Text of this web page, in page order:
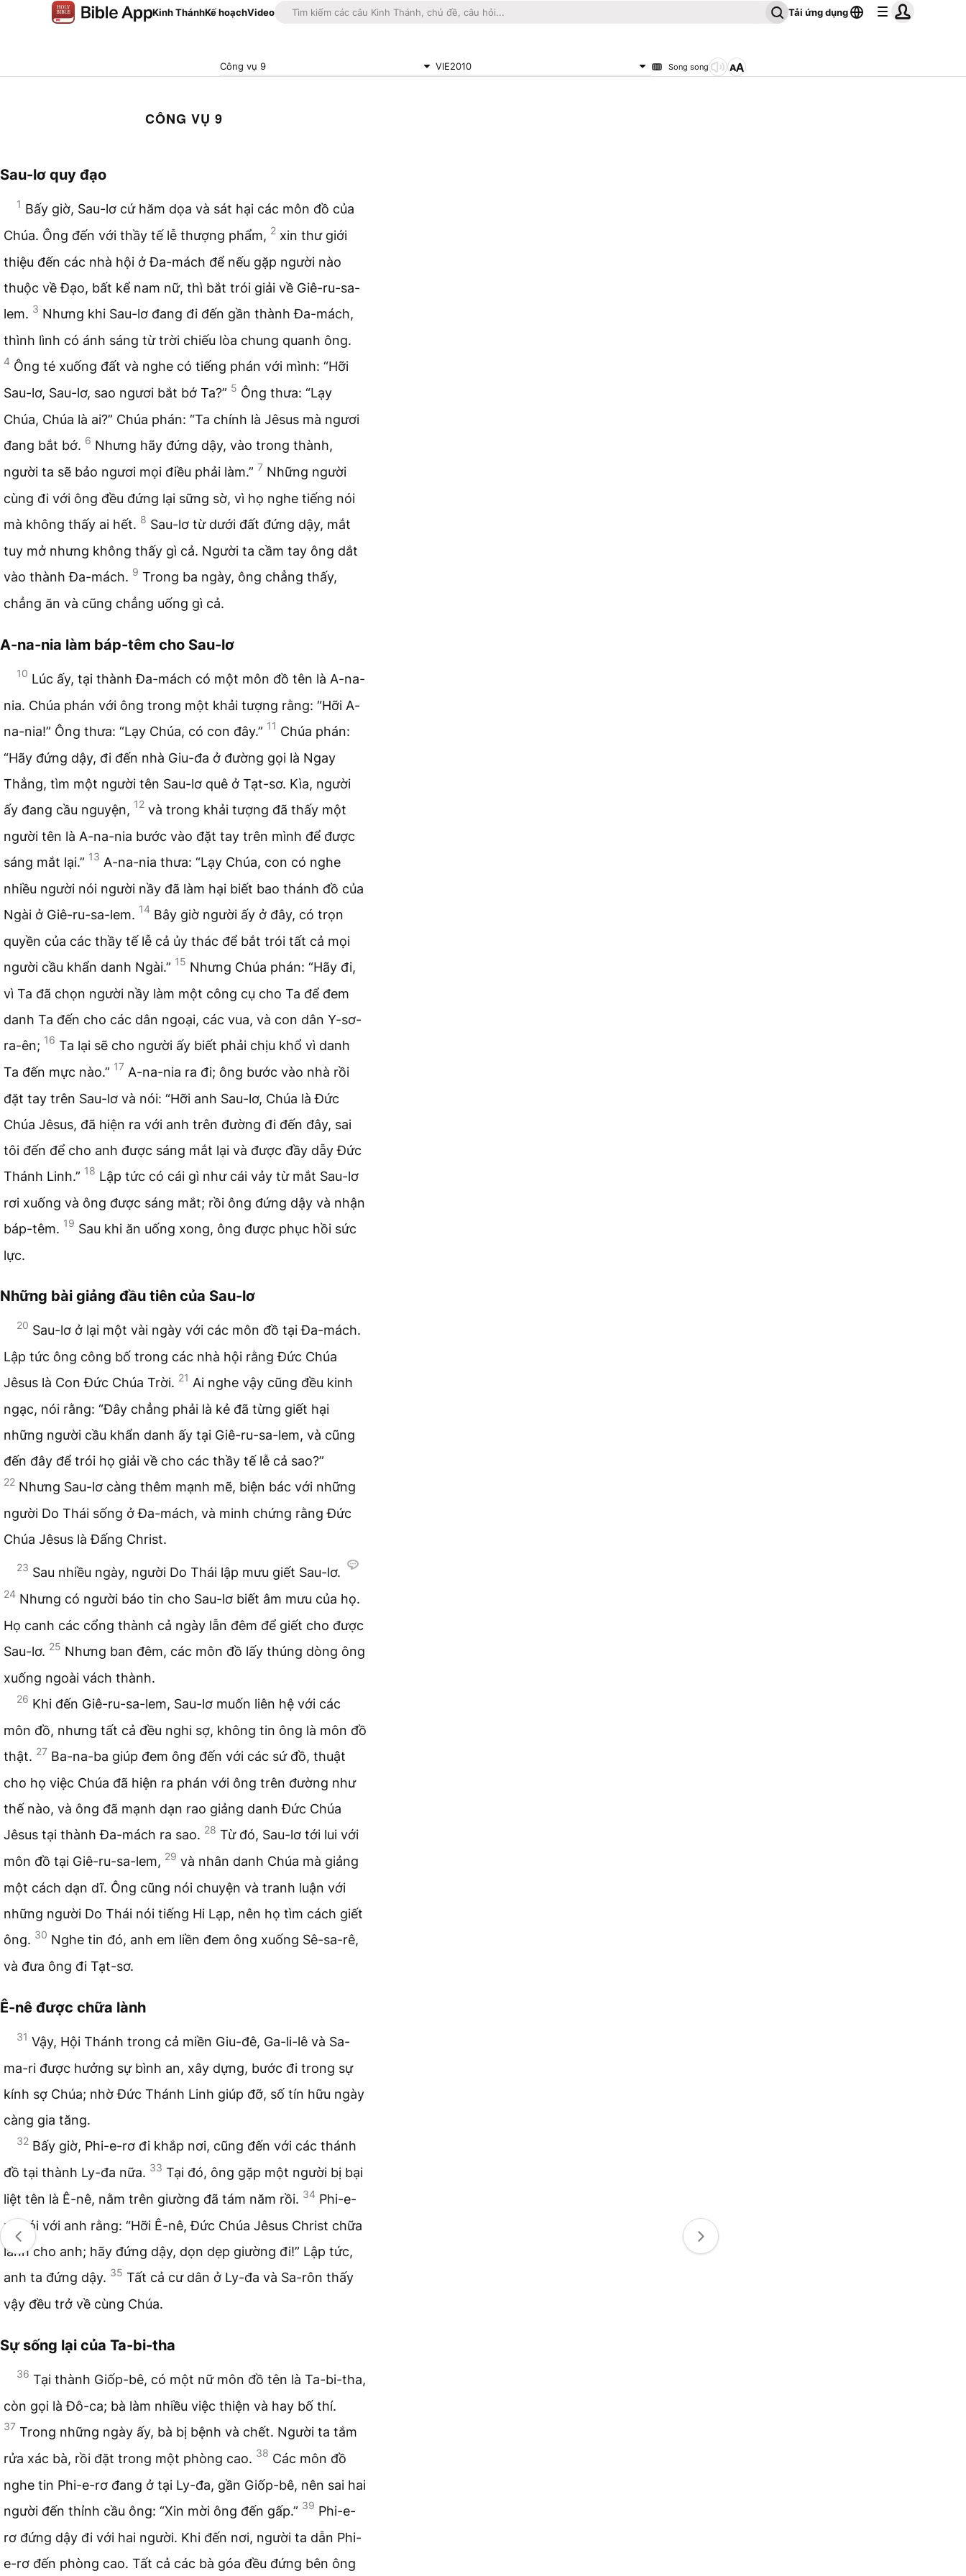
Kinh ThánhKế hoạchVideo Tải ứng dụng
Công vụ 9 VIE2010 Song song
CÔNG VỤ 9
Sau-lơ quy đạo
1 Bấy giờ, Sau-lơ cứ hăm dọa và sát hại các môn đồ của
Chúa. Ông đến với thầy tế lễ thượng phẩm, 2 xin thư giới
thiệu đến các nhà hội ở Đa-mách để nếu gặp người nào
thuộc về Đạo, bất kể nam nữ, thì bắt trói giải về Giê-ru-sa-
lem. 3 Nhưng khi Sau-lơ đang đi đến gần thành Đa-mách,
thình lình có ánh sáng từ trời chiếu lòa chung quanh ông.
4 Ông té xuống đất và nghe có tiếng phán với mình: “Hỡi
Sau-lơ, Sau-lơ, sao ngươi bắt bớ Ta?” 5 Ông thưa: “Lạy
Chúa, Chúa là ai?” Chúa phán: “Ta chính là Jêsus mà ngươi
đang bắt bớ. 6 Nhưng hãy đứng dậy, vào trong thành,
người ta sẽ bảo ngươi mọi điều phải làm.” 7 Những người
cùng đi với ông đều đứng lại sững sờ, vì họ nghe tiếng nói
mà không thấy ai hết. 8 Sau-lơ từ dưới đất đứng dậy, mắt
tuy mở nhưng không thấy gì cả. Người ta cầm tay ông dắt
vào thành Đa-mách. 9 Trong ba ngày, ông chẳng thấy,
chẳng ăn và cũng chẳng uống gì cả.
A-na-nia làm báp-têm cho Sau-lơ
10 Lúc ấy, tại thành Đa-mách có một môn đồ tên là A-na-
nia. Chúa phán với ông trong một khải tượng rằng: “Hỡi A-
na-nia!” Ông thưa: “Lạy Chúa, có con đây.” 11 Chúa phán:
“Hãy đứng dậy, đi đến nhà Giu-đa ở đường gọi là Ngay
Thẳng, tìm một người tên Sau-lơ quê ở Tạt-sơ. Kìa, người
ấy đang cầu nguyện, 12 và trong khải tượng đã thấy một
người tên là A-na-nia bước vào đặt tay trên mình để được
sáng mắt lại.” 13 A-na-nia thưa: “Lạy Chúa, con có nghe
nhiều người nói người nầy đã làm hại biết bao thánh đồ của
Ngài ở Giê-ru-sa-lem. 14 Bây giờ người ấy ở đây, có trọn
quyền của các thầy tế lễ cả ủy thác để bắt trói tất cả mọi
người cầu khẩn danh Ngài.” 15 Nhưng Chúa phán: “Hãy đi,
vì Ta đã chọn người nầy làm một công cụ cho Ta để đem
danh Ta đến cho các dân ngoại, các vua, và con dân Y-sơ-
ra-ên; 16 Ta lại sẽ cho người ấy biết phải chịu khổ vì danh
Ta đến mực nào.” 17 A-na-nia ra đi; ông bước vào nhà rồi
đặt tay trên Sau-lơ và nói: “Hỡi anh Sau-lơ, Chúa là Đức
Chúa Jêsus, đã hiện ra với anh trên đường đi đến đây, sai
tôi đến để cho anh được sáng mắt lại và được đầy dẫy Đức
Thánh Linh.” 18 Lập tức có cái gì như cái vảy từ mắt Sau-lơ
rơi xuống và ông được sáng mắt; rồi ông đứng dậy và nhận
báp-têm. 19 Sau khi ăn uống xong, ông được phục hồi sức
lực.
Những bài giảng đầu tiên của Sau-lơ
20 Sau-lơ ở lại một vài ngày với các môn đồ tại Đa-mách.
Lập tức ông công bố trong các nhà hội rằng Đức Chúa
Jêsus là Con Đức Chúa Trời. 21 Ai nghe vậy cũng đều kinh
ngạc, nói rằng: “Đây chẳng phải là kẻ đã từng giết hại
những người cầu khẩn danh ấy tại Giê-ru-sa-lem, và cũng
đến đây để trói họ giải về cho các thầy tế lễ cả sao?”
22 Nhưng Sau-lơ càng thêm mạnh mẽ, biện bác với những
người Do Thái sống ở Đa-mách, và minh chứng rằng Đức
Chúa Jêsus là Đấng Christ.
23 Sau nhiều ngày, người Do Thái lập mưu giết Sau-lơ.
24 Nhưng có người báo tin cho Sau-lơ biết âm mưu của họ.
Họ canh các cổng thành cả ngày lẫn đêm để giết cho được
Sau-lơ. 25 Nhưng ban đêm, các môn đồ lấy thúng dòng ông
xuống ngoài vách thành.
26 Khi đến Giê-ru-sa-lem, Sau-lơ muốn liên hệ với các
môn đồ, nhưng tất cả đều nghi sợ, không tin ông là môn đồ
thật. 27 Ba-na-ba giúp đem ông đến với các sứ đồ, thuật
cho họ việc Chúa đã hiện ra phán với ông trên đường như
thế nào, và ông đã mạnh dạn rao giảng danh Đức Chúa
Jêsus tại thành Đa-mách ra sao. 28 Từ đó, Sau-lơ tới lui với
môn đồ tại Giê-ru-sa-lem, 29 và nhân danh Chúa mà giảng
một cách dạn dĩ. Ông cũng nói chuyện và tranh luận với
những người Do Thái nói tiếng Hi Lạp, nên họ tìm cách giết
ông. 30 Nghe tin đó, anh em liền đem ông xuống Sê-sa-rê,
và đưa ông đi Tạt-sơ.
Ê-nê được chữa lành
31 Vậy, Hội Thánh trong cả miền Giu-đê, Ga-li-lê và Sa-
ma-ri được hưởng sự bình an, xây dựng, bước đi trong sự
kính sợ Chúa; nhờ Đức Thánh Linh giúp đỡ, số tín hữu ngày
càng gia tăng.
32 Bấy giờ, Phi-e-rơ đi khắp nơi, cũng đến với các thánh
đồ tại thành Ly-đa nữa. 33 Tại đó, ông gặp một người bị bại
liệt tên là Ê-nê, nằm trên giường đã tám năm rồi. 34 Phi-e-
rơ nói với anh rằng: “Hỡi Ê-nê, Đức Chúa Jêsus Christ chữa
lành cho anh; hãy đứng dậy, dọn dẹp giường đi!” Lập tức,
anh ta đứng dậy. 35 Tất cả cư dân ở Ly-đa và Sa-rôn thấy
vậy đều trở về cùng Chúa.
Sự sống lại của Ta-bi-tha
36 Tại thành Giốp-bê, có một nữ môn đồ tên là Ta-bi-tha,
còn gọi là Đô-ca; bà làm nhiều việc thiện và hay bố thí.
37 Trong những ngày ấy, bà bị bệnh và chết. Người ta tắm
rửa xác bà, rồi đặt trong một phòng cao. 38 Các môn đồ
nghe tin Phi-e-rơ đang ở tại Ly-đa, gần Giốp-bê, nên sai hai
người đến thỉnh cầu ông: “Xin mời ông đến gấp.” 39 Phi-e-
rơ đứng dậy đi với hai người. Khi đến nơi, người ta dẫn Phi-
e-rơ đến phòng cao. Tất cả các bà góa đều đứng bên ông